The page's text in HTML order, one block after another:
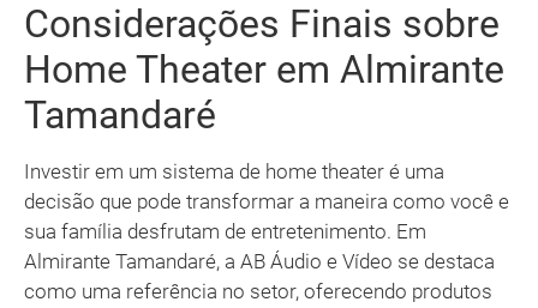
Considerações Finais sobre
Home Theater em Almirante
Tamandaré
Investir em um sistema de home theater é uma
decisão que pode transformar a maneira como você e
sua família desfrutam de entretenimento. Em
Almirante Tamandaré, a AB Áudio e Vídeo se destaca
como uma referência no setor, oferecendo produtos